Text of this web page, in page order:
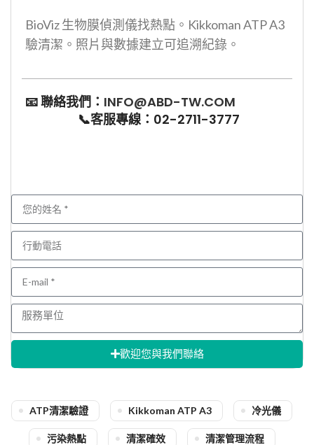
BioViz 生物膜偵測儀找熱點。Kikkoman ATP A3
驗清潔。照片與數據建立可追溯紀錄。
📧聯絡我們： INFO@ABD-TW.COM
📞客服專線：02-2711-3777
歡迎您與我們聯絡
ATP清潔驗證 Kikkoman ATP A3 冷光儀
污染熱點 清潔確效 清潔管理流程